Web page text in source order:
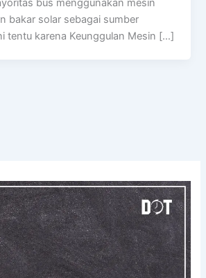
bus menggunakan mesin
bakar solar sebagai sumber
tentu karena Keunggulan Mesin […]